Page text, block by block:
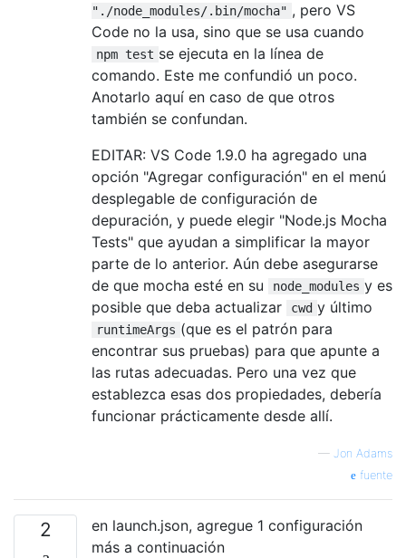
"./node_modules/.bin/mocha" , pero VS
Code no la usa, sino que se usa cuando
npm test se ejecuta en la línea de
comando. Este me confundió un poco.
Anotarlo aquí en caso de que otros
también se confundan.
EDITAR: VS Code 1.9.0 ha agregado una
opción "Agregar configuración" en el menú
desplegable de configuración de
depuración, y puede elegir "Node.js Mocha
Tests" que ayudan a simplificar la mayor
parte de lo anterior. Aún debe asegurarse
de que mocha esté en su
node_modules y es
posible que deba actualizar
cwd y último
runtimeArgs (que es el patrón para
encontrar sus pruebas) para que apunte a
las rutas adecuadas. Pero una vez que
establezca esas dos propiedades, debería
funcionar prácticamente desde allí.
— Jon Adams
fuente
2
en launch.json, agregue 1 configuración
más a continuación